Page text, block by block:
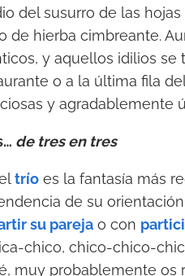
del susurro de las
de hierba cimbreante.
y aquellos idilios
o a la última fila
y agradablemente
de tres en tres
trío es la fantasía más
de su
su pareja o con
chico, chico-chico-
muy probablemente os